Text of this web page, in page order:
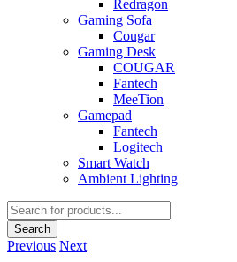
Redragon
Gaming Sofa
Cougar
Gaming Desk
COUGAR
Fantech
MeeTion
Gamepad
Fantech
Logitech
Smart Watch
Ambient Lighting
Products
search
Search
Previous Next